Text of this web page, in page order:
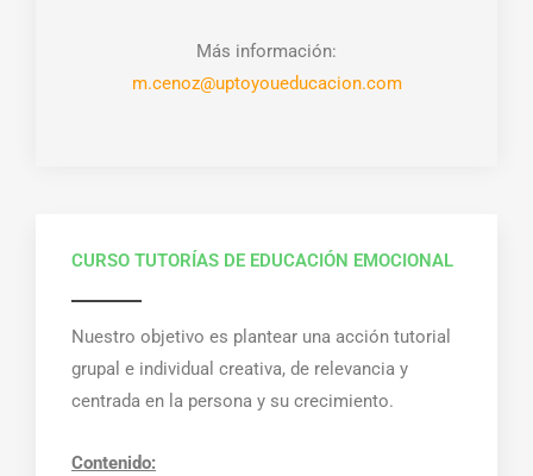
Más información:
m.cenoz@uptoyoueducacion.com
CURSO TUTORÍAS DE EDUCACIÓN EMOCIONAL
Nuestro objetivo es p lantear una acción tutorial
grupal e individual creativa, de relevancia y
centrada en la persona y su crecimiento.
Contenido: